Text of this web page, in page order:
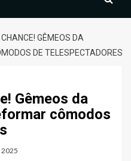
GÊMEOS DA
DE TELESPECTADORES
Gêmeos da
cômodos
2025